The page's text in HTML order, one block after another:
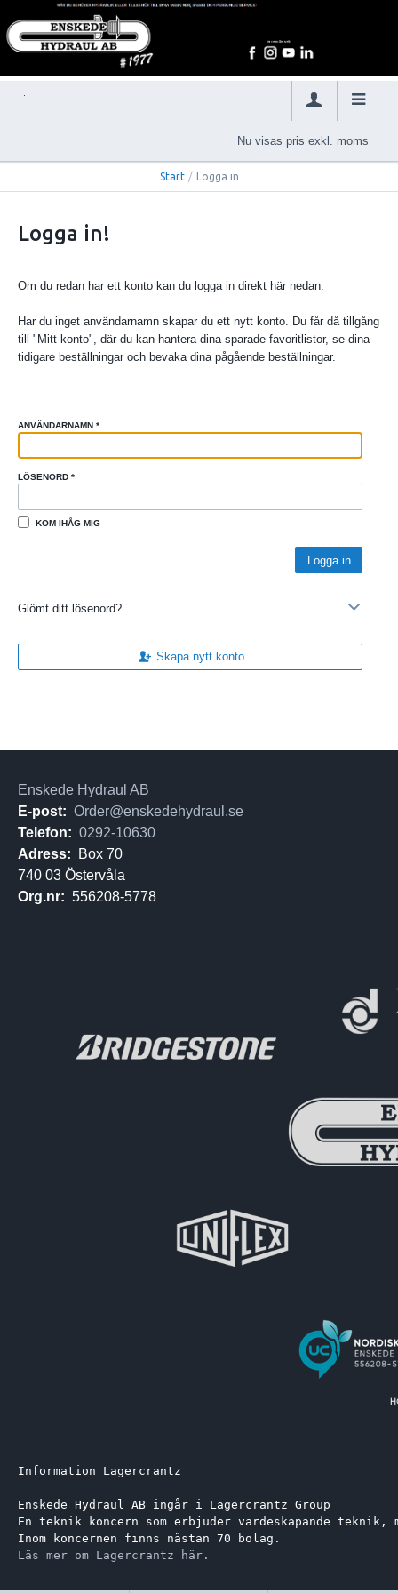
Nu visas pris exkl. moms
Start / Logga in
Logga in!
Om du redan har ett konto kan du logga in direkt här nedan.
Har du inget användarnamn skapar du ett nytt konto. Du får då tillgång
till "Mitt konto", där du kan hantera dina sparade favoritlistor, se dina
tidigare beställningar och bevaka dina pågående beställningar.
ANVÄNDARNAMN *
LÖSENORD *
KOM IHÅG MIG
Glömt ditt lösenord?
Skapa nytt konto
Information Lagercrantz
Enskede Hydraul AB ingår i Lagercrantz Group
En teknik koncern som erbjuder värdeskapande
Inom koncernen finns nästan 70 bolag.
Läs mer om Lagercrantz här.
Enskede Hydraul AB
E-post: Order@enskedehydraul.se
Telefon: 0292-10630
Adress:
Box 70
740 03 Östervåla
Org.nr: 556208-5778